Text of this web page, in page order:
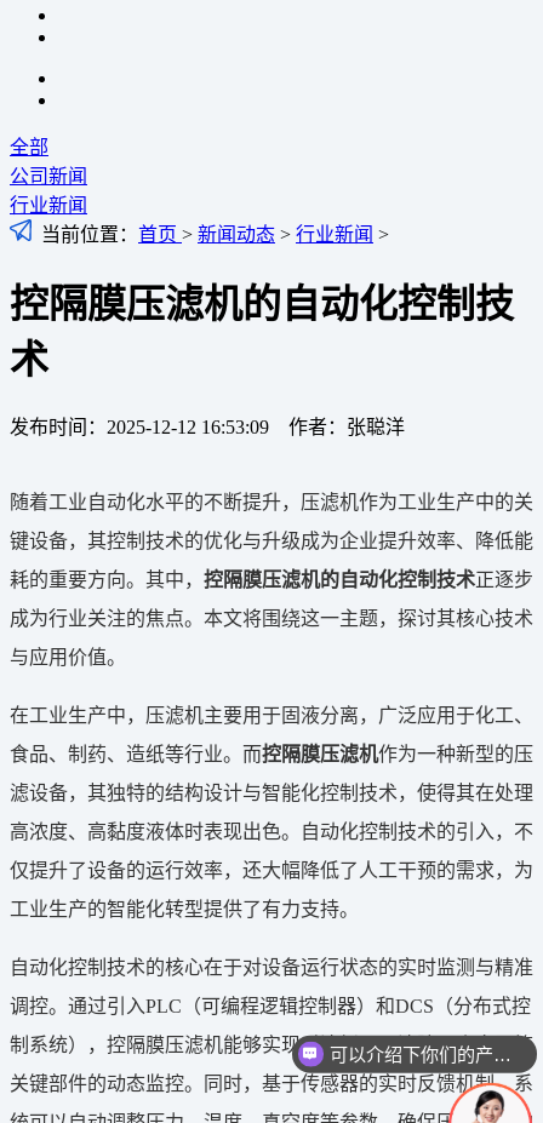
全部
公司新闻
行业新闻
当前位置： 首页 > 新闻动态 > 行业新闻 >
控隔膜压滤机的自动化控制技
术
发布时间：2025-12-12 16:53:09 作者：张聪洋
随着工业自动化水平的不断提升，压滤机作为工业生产中的关
键设备，其控制技术的优化与升级成为企业提升效率、降低能
耗的重要方向。其中， 控隔膜压滤机的自动化控制技术正逐步
成为行业关注的焦点。本文将围绕这一主题，探讨其核心技术
与应用价值。
在工业生产中，压滤机主要用于固液分离，广泛应用于化工、
食品、制药、造纸等行业。而控隔膜压滤机作为一种新型的压
滤设备，其独特的结构设计与智能化控制技术，使得其在处理
高浓度、高黏度液体时表现出色。自动化控制技术的引入，不
仅提升了设备的运行效率，还大幅降低了人工干预的需求，为
工业生产的智能化转型提供了有力支持。
自动化控制技术的核心在于对设备运行状态的实时监测与精准
调控。通过引入PLC（可编程逻辑控制器）和DCS（分布式控
制系统），控隔膜压滤机能够实现对滤板、压滤腔、真空泵等
关键部件的动态监控。同时，基于传感器的实时反馈机制，系